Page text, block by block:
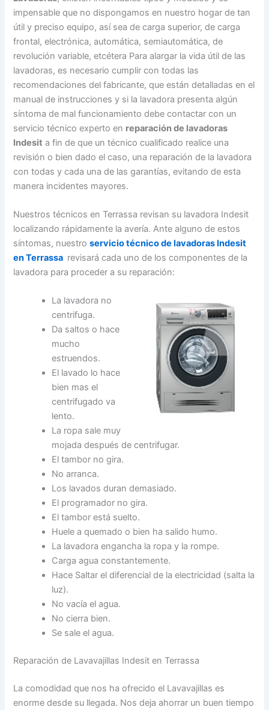
impensable que no dispongamos en nuestro hogar de tan
útil y preciso equipo, así sea de carga superior, de carga
frontal, electrónica, automática, semiautomática, de
revolución variable, etcétera Para alargar la vida útil de las
lavadoras, es necesario cumplir con todas las
recomendaciones del fabricante, que están detalladas en el
manual de instrucciones y si la lavadora presenta algún
síntoma de mal funcionamiento debe contactar con un
servicio técnico experto en reparación de lavadoras
Indesit a fin de que un técnico cualificado realice una
revisión o bien dado el caso, una reparación de la lavadora
con todas y cada una de las garantías, evitando de esta
manera incidentes mayores.
Nuestros técnicos en Terrassa revisan su lavadora Indesit
localizando rápidamente la avería. Ante alguno de estos
síntomas, nuestroservicio técnico de lavadoras Indesit
en Terrassa revisará cada uno de los componentes de la
lavadora para proceder a su reparación:
La lavadora no
centrifuga.
Da saltos o hace
mucho
estruendos.
El lavado lo hace
bien mas el
centrifugado va
lento.
La ropa sale muy
mojada después de centrifugar.
El tambor no gira.
No arranca.
Los lavados duran demasiado.
El programador no gira.
El tambor está suelto.
Huele a quemado o bien ha salido humo.
La lavadora engancha la ropa y la rompe.
Carga agua constantemente.
Hace Saltar el diferencial de la electricidad (salta la
luz).
No vacía el agua.
No cierra bien.
Se sale el agua.
Reparación de Lavavajillas Indesit en Terrassa
La comodidad que nos ha ofrecido el Lavavajillas es
enorme desde su llegada. Nos deja ahorrar un buen tiempo